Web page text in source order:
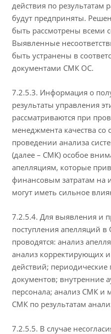
действия по результатам
будут предприняты.
быть рассмотрены всеми
Выявленные
быть устранены в
документами СМК ОС.
7.2.5.3. Информация о
результаты управления
рассматриваются при
менеджмента качества со
проведении анализа
(далее – СМК) особое
апелляциям, которые
финансовым затратам на
могут иметь сильное
7.2.5.4. Для выявления и
поступления апелляций в
проводятся: анализ
анализ корректирующих
действий;
документов; внутренние
персонала; анализ СМК и
СМК по результатам
7.2.5.5. В случае